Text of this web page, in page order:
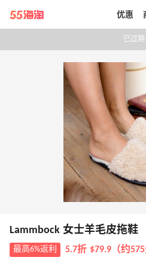
带你去官网买正品
优惠
已过期
Lammbock 女士羊毛皮拖鞋
最高6%返利 5.7折 $79.9（约575